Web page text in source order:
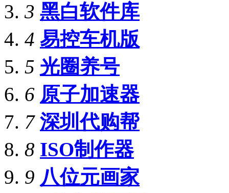
3 黑白软件库
4 易控车机版
5 光圈养号
6 原子加速器
7 深圳代购帮
8 ISO制作器
9 八位元画家